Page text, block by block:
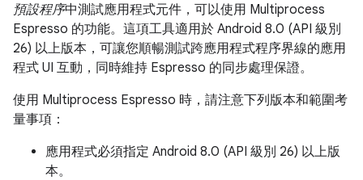
預設程序中測試應用程式元件，可以使用 Multiprocess
Espresso 的功能。這項工具適用於 Android 8.0 (API 級別
26) 以上版本，可讓您順暢測試跨應用程式程序界線的應用
程式 UI 互動，同時維持 Espresso 的同步處理保證。
使用 Multiprocess Espresso 時，請注意下列版本和範圍考
量事項：
應用程式必須指定 Android 8.0 (API 級別 26) 以上版
本。